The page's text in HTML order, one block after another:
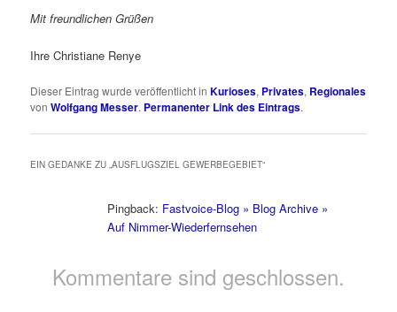
Mit freundlichen Grüßen
Ihre Christiane Renye
Dieser Eintrag wurde veröffentlicht inKurioses, Privates, Regionales
vonWolfgang Messer. Permanenter Link des Eintrags.
EIN GEDANKE ZU „AUSFLUGSZIEL GEWERBEGEBIET“
Pingback: Fastvoice-Blog » Blog Archive »
Auf Nimmer-Wiederfernsehen
Kommentare sind geschlossen.